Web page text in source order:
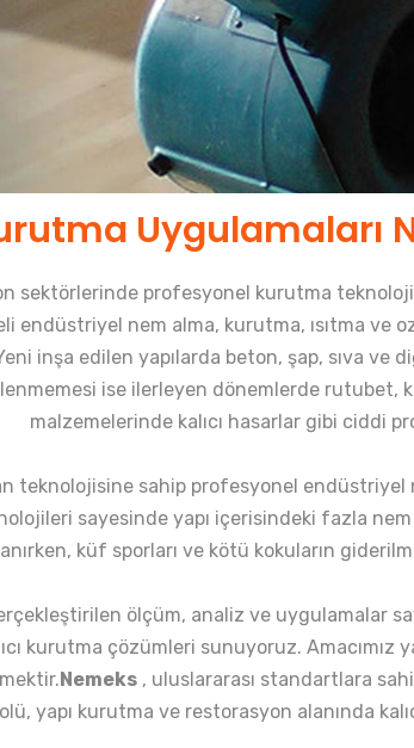
Uygulamaları
sektörlerinde profesyonel kurutma
endüstriyel nem alma, kurutma, ısıtma ve
inşa edilen yapılarda beton, şap, sıva
ise ilerleyen dönemlerde rutubet,
malzemelerinde kalıcı hasarlar gibi ciddi
teknolojisine sahip profesyonel
sayesinde yapı içerisindeki fazla
küf sporları ve kötü kokuların
ölçüm, analiz ve uygulamalar
kurutma çözümleri sunuyoruz. Amacımız
Nemeks, uluslararası standartlara
yapı kurutma ve restorasyon alanında